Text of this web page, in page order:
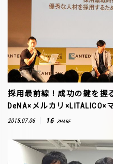
採用最前線！成功の鍵を握
DeNA×メルカリ×LITALICO×
2015.07.06 16 SHARE